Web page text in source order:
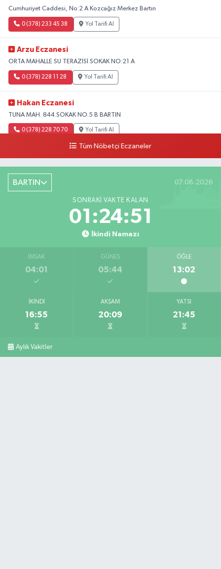
Cumhuriyet Caddesi, No:2 A Kozcağız Merkez Bartın
0 (378) 233 45 38 Yol Tarifi Al
Arzu Eczanesi
ORTA MAHALLE SU TERAZİSİ SOKAK NO:21 A
0 (378) 228 11 28 Yol Tarifi Al
Hakan Eczanesi
TUNA MAH. 844.SOKAK NO:5 B BARTIN
0 (378) 228 70 70 Yol Tarifi Al
Tüm Nöbetçi Eczaneler
BARTIN 07.08.2026
SONRAKI VAKTE KALAN
01:24:50
İkindi Namazı
İMSAK
04:01
GÜNEŞ
05:44
ÖĞLE
13:02
İKINDI
16:55
AKŞAM
20:09
YATSI
21:45
Aylık Vakitler